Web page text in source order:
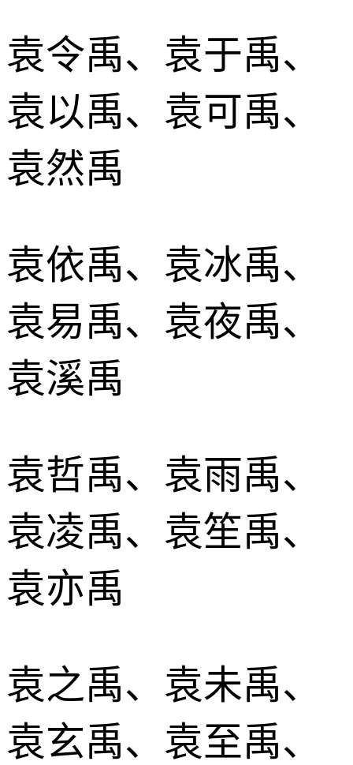
袁令禹、袁于禹、
袁以禹、袁可禹、
袁然禹
袁依禹、袁冰禹、
袁易禹、袁夜禹、
袁溪禹
袁哲禹、袁雨禹、
袁凌禹、袁笙禹、
袁亦禹
袁之禹、袁未禹、
袁玄禹、袁至禹、